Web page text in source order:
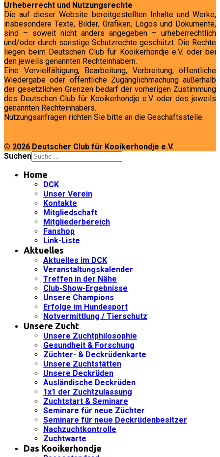
Urheberrecht und Nutzungsrechte
Die auf dieser Website bereitgestellten Inhalte und Werke,
insbesondere Texte, Bilder, Grafiken, Logos und Dokumente,
sind – soweit nicht anders angegeben – urheberrechtlich
und/oder durch sonstige Schutzrechte geschützt. Die Rechte
liegen beim Deutschen Club für Kooikerhondje e.V. oder bei
den jeweils genannten Rechteinhabern.
Eine Vervielfältigung, Bearbeitung, Verbreitung, öffentliche
Wiedergabe oder öffentliche Zugänglichmachung außerhalb
der gesetzlichen Grenzen bedarf der vorherigen Zustimmung
des Deutschen Club für Kooikerhondje e.V. oder des jeweils
genannten Rechteinhabers.
Nutzungsanfragen richten Sie bitte an die Geschäftsstelle.
© 2026 Deutscher Club für Kooikerhondje e.V.
Suchen
Home
DCK
Unser Verein
Kontakte
Mitgliedschaft
Mitgliederbereich
Fanshop
Link-Liste
Aktuelles
Aktuelles im DCK
Veranstaltungskalender
Treffen in der Nähe
Club-Show-Ergebnisse
Unsere Champions
Erfolge im Hundesport
Notvermittlung / Tierschutz
Unsere Zucht
Unsere Zuchtphilosophie
Gesundheit & Forschung
Züchter- & Deckrüdenkarte
Unsere Zuchtstätten
Unsere Deckrüden
Ausländische Deckrüden
1x1 der Zuchtzulassung
Zuchtstart & Seminare
Seminare für neue Züchter
Seminare für neue Deckrüdenbesitzer
Nachzuchtkontrolle
Zuchtwarte
Das Kooikerhondje